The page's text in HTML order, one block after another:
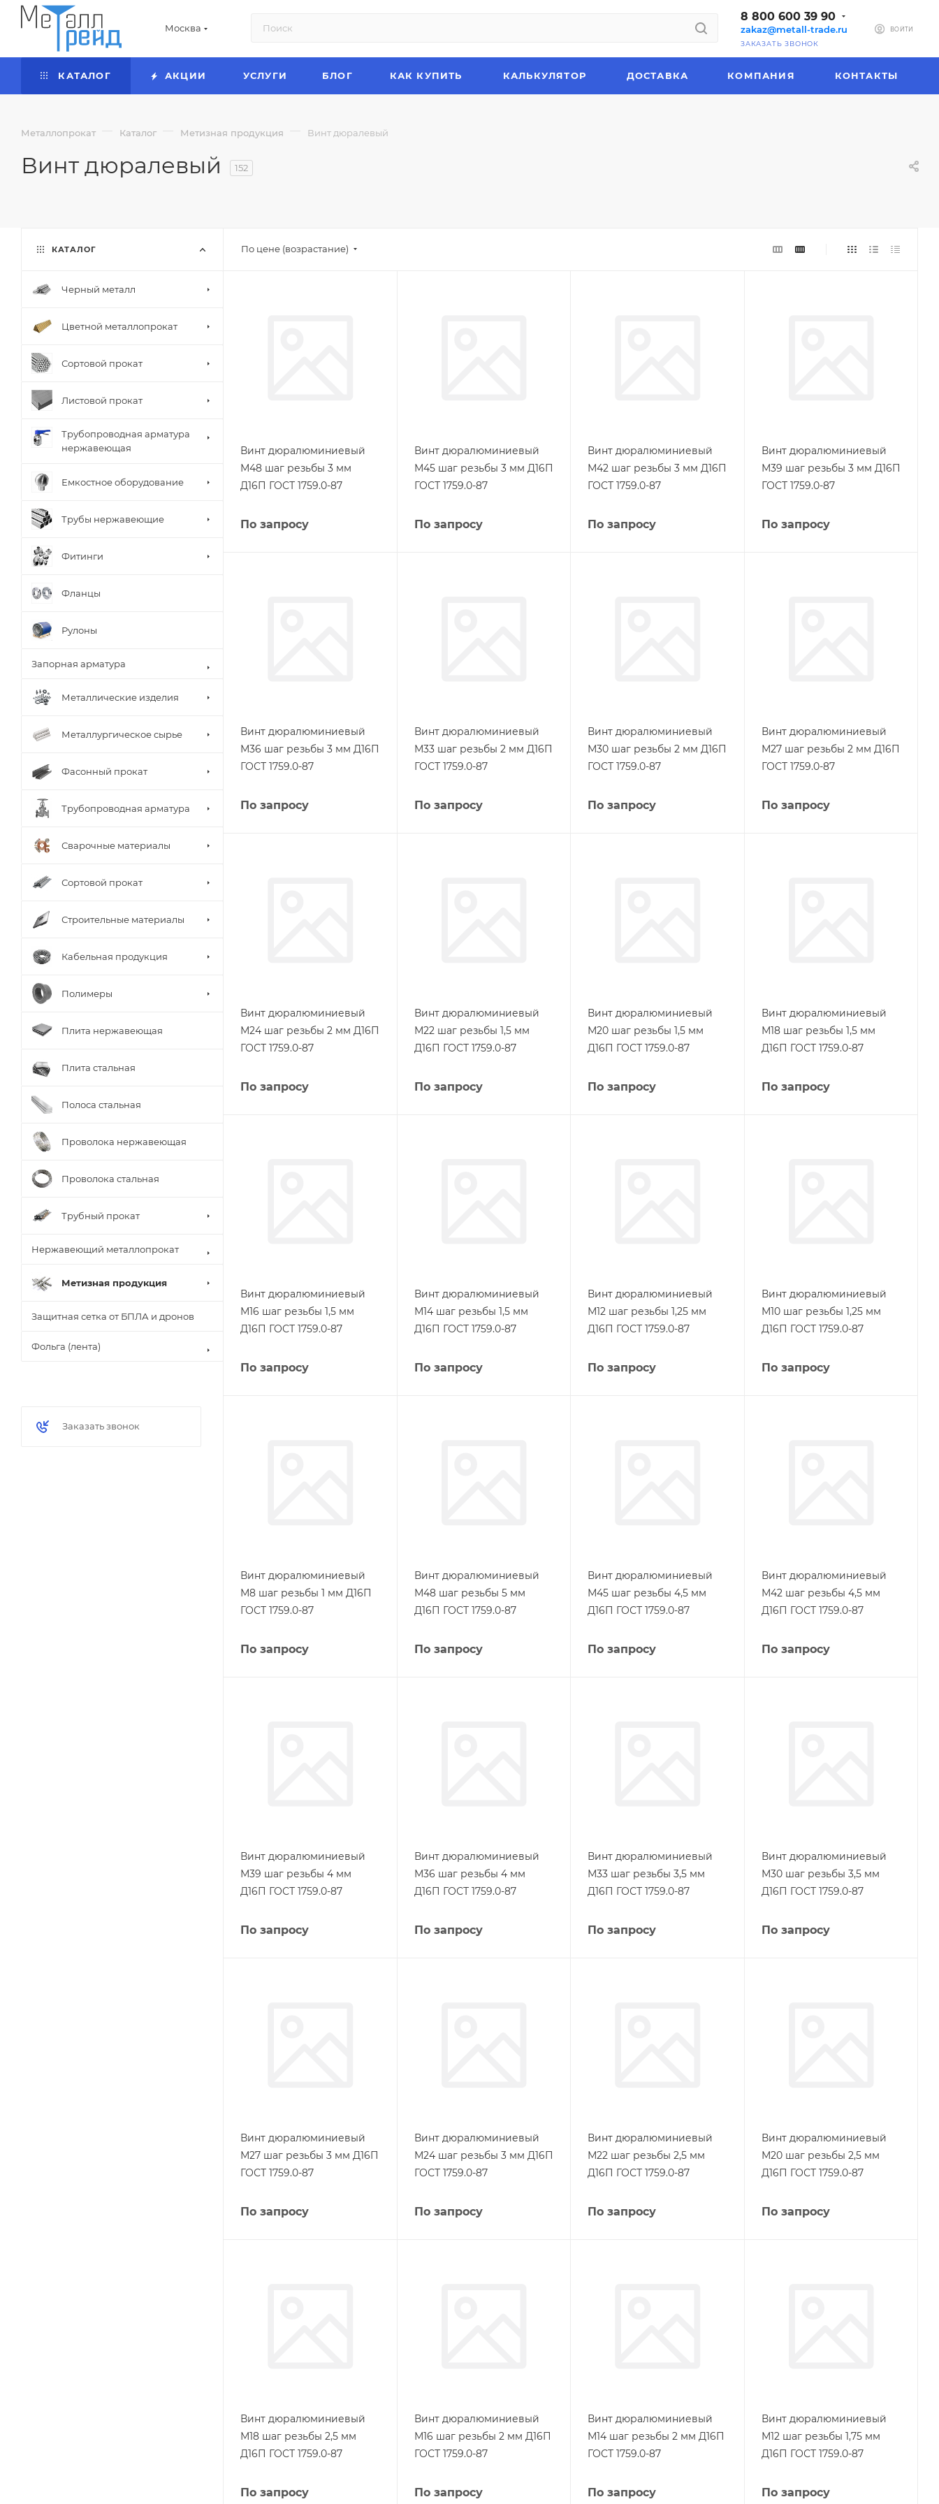
Москва
8 800 600 39 90
zakaz@metall-trade.ru
ЗАКАЗАТЬ ЗВОНОК
ВОЙТИ
КАТАЛОГ АКЦИИ УСЛУГИ БЛОГ КАК КУПИТЬ КАЛЬКУЛЯТОР ДОСТАВКА КОМПАНИЯ КОНТАКТЫ
Металлопрокат — Каталог — Метизная продукция — Винт дюралевый
Винт дюралевый 152
По цене (возрастание)
Винт дюралюминиевый
М48 шаг резьбы 3 мм
Д16П ГОСТ 1759.0-87
По запросу
Винт дюралюминиевый
М45 шаг резьбы 3 мм Д16П
ГОСТ 1759.0-87
По запросу
Винт дюралюминиевый
М42 шаг резьбы 3 мм Д16П
ГОСТ 1759.0-87
По запросу
Винт дюралюминиевый
М39 шаг резьбы 3 мм Д16П
ГОСТ 1759.0-87
По запросу
Винт дюралюминиевый
М36 шаг резьбы 3 мм Д16П
ГОСТ 1759.0-87
По запросу
Винт дюралюминиевый
М33 шаг резьбы 2 мм Д16П
ГОСТ 1759.0-87
По запросу
Винт дюралюминиевый
М30 шаг резьбы 2 мм Д16П
ГОСТ 1759.0-87
По запросу
Винт дюралюминиевый
М27 шаг резьбы 2 мм Д16П
ГОСТ 1759.0-87
По запросу
Винт дюралюминиевый
М24 шаг резьбы 2 мм Д16П
ГОСТ 1759.0-87
По запросу
Винт дюралюминиевый
М22 шаг резьбы 1,5 мм
Д16П ГОСТ 1759.0-87
По запросу
Винт дюралюминиевый
М20 шаг резьбы 1,5 мм
Д16П ГОСТ 1759.0-87
По запросу
Винт дюралюминиевый
М18 шаг резьбы 1,5 мм
Д16П ГОСТ 1759.0-87
По запросу
Винт дюралюминиевый
М16 шаг резьбы 1,5 мм
Д16П ГОСТ 1759.0-87
По запросу
Винт дюралюминиевый
М14 шаг резьбы 1,5 мм
Д16П ГОСТ 1759.0-87
По запросу
Винт дюралюминиевый
М12 шаг резьбы 1,25 мм
Д16П ГОСТ 1759.0-87
По запросу
Винт дюралюминиевый
М10 шаг резьбы 1,25 мм
Д16П ГОСТ 1759.0-87
По запросу
Винт дюралюминиевый
М8 шаг резьбы 1 мм Д16П
ГОСТ 1759.0-87
По запросу
Винт дюралюминиевый
М48 шаг резьбы 5 мм
Д16П ГОСТ 1759.0-87
По запросу
Винт дюралюминиевый
М45 шаг резьбы 4,5 мм
Д16П ГОСТ 1759.0-87
По запросу
Винт дюралюминиевый
М42 шаг резьбы 4,5 мм
Д16П ГОСТ 1759.0-87
По запросу
Винт дюралюминиевый
М39 шаг резьбы 4 мм
Д16П ГОСТ 1759.0-87
По запросу
Винт дюралюминиевый
М36 шаг резьбы 4 мм
Д16П ГОСТ 1759.0-87
По запросу
Винт дюралюминиевый
М33 шаг резьбы 3,5 мм
Д16П ГОСТ 1759.0-87
По запросу
Винт дюралюминиевый
М30 шаг резьбы 3,5 мм
Д16П ГОСТ 1759.0-87
По запросу
Винт дюралюминиевый
М27 шаг резьбы 3 мм Д16П
ГОСТ 1759.0-87
По запросу
Винт дюралюминиевый
М24 шаг резьбы 3 мм Д16П
ГОСТ 1759.0-87
По запросу
Винт дюралюминиевый
М22 шаг резьбы 2,5 мм
Д16П ГОСТ 1759.0-87
По запросу
Винт дюралюминиевый
М20 шаг резьбы 2,5 мм
Д16П ГОСТ 1759.0-87
По запросу
Винт дюралюминиевый
М18 шаг резьбы 2,5 мм
Д16П ГОСТ 1759.0-87
По запросу
Винт дюралюминиевый
М16 шаг резьбы 2 мм Д16П
ГОСТ 1759.0-87
По запросу
Винт дюралюминиевый
М14 шаг резьбы 2 мм Д16П
ГОСТ 1759.0-87
По запросу
Винт дюралюминиевый
М12 шаг резьбы 1,75 мм
Д16П ГОСТ 1759.0-87
По запросу
КАТАЛОГ
Черный металл
Цветной металлопрокат
Сортовой прокат
Листовой прокат
Трубопроводная арматура
нержавеющая
Емкостное оборудование
Трубы нержавеющие
Фитинги
Фланцы
Рулоны
Запорная арматура
Металлические изделия
Металлургическое сырье
Фасонный прокат
Трубопроводная арматура
Сварочные материалы
Сортовой прокат
Строительные материалы
Кабельная продукция
Полимеры
Плита нержавеющая
Плита стальная
Полоса стальная
Проволока нержавеющая
Проволока стальная
Трубный прокат
Нержавеющий металлопрокат
Метизная продукция
Защитная сетка от БПЛА и дронов
Фольга (лента)
Заказать звонок